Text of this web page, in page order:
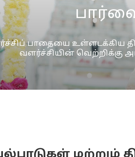
பாதையை உள்ளடக்கிய
வளர்ச்சியின் வெற்றிக்கு